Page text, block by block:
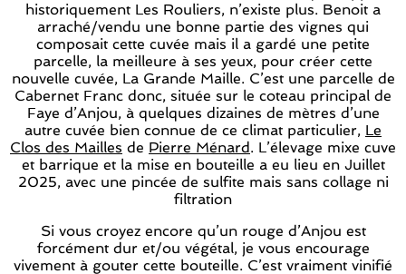
historiquement Les Rouliers, n’existe plus. Benoit a
arraché/vendu une bonne partie des vignes qui
composait cette cuvée mais il a gardé une petite
parcelle, la meilleure à ses yeux, pour créer cette
nouvelle cuvée, La Grande Maille. C’est une parcelle de
Cabernet Franc donc, située sur le coteau principal de
Faye d’Anjou, à quelques dizaines de mètres d’une
autre cuvée bien connue de ce climat particulier, Le
Clos des Mailles de Pierre Ménard. L’élevage mixe cuve
et barrique et la mise en bouteille a eu lieu en Juillet
2025, avec une pincée de sulfite mais sans collage ni
filtration
Si vous croyez encore qu’un rouge d’Anjou est
forcément dur et/ou végétal, je vous encourage
vivement à gouter cette bouteille. C’est vraiment vinifié